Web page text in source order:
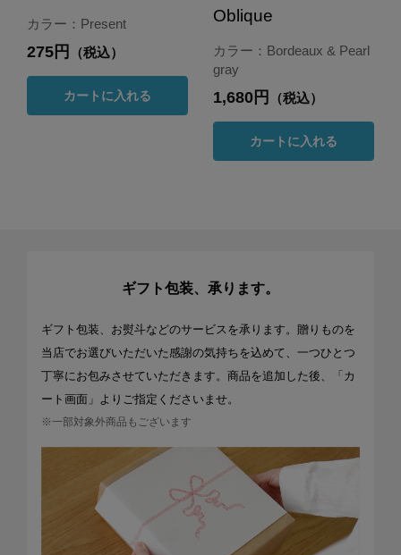
カラー：Present
275円 （税込）
カートに入れる
Oblique
カラー：Bordeaux & Pearl
gray
1,680円 （税込）
カートに入れる
ギフト包装、承ります。
ギフト包装、お熨斗などのサービスを承ります。贈りものを
当店でお選びいただいた感謝の気持ちを込めて、一つひとつ
丁寧にお包みさせていただきます。商品を追加した後、「カ
ート画面」よりご指定くださいませ。
※一部対象外商品もございます